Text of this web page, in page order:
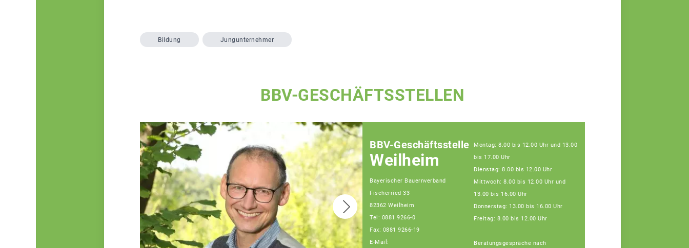
Bildung Jungunternehmer
BBV-GESCHÄFTSSTELLEN
BBV-Geschäftsstelle
Weilheim
Bayerischer Bauernverband
Fischerried 33
82362 Weilheim
Tel: 0881 9266-0
Fax: 0881 9266-19
E-Mail:
Montag: 8.00 bis 12.00 Uhr und 13.00
bis 17.00 Uhr
Dienstag: 8.00 bis 12.00 Uhr
Mittwoch: 8.00 bis 12.00 Uhr und
13.00 bis 16.00 Uhr
Donnerstag: 13.00 bis 16.00 Uhr
Freitag: 8.00 bis 12.00 Uhr
Beratungsgespräche nach